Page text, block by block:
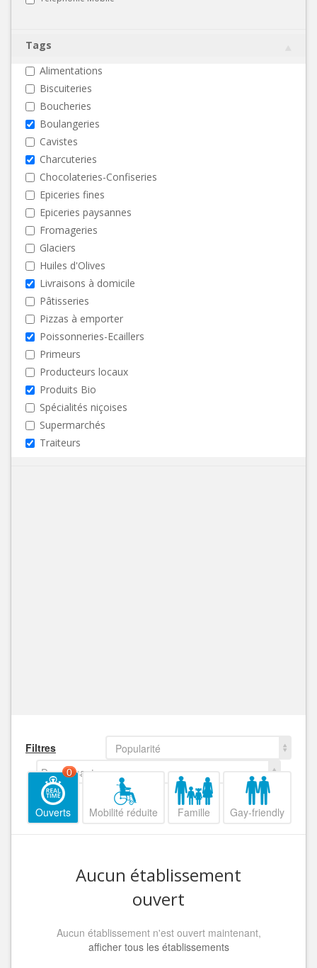
Tags
Alimentations
Biscuiteries
Boucheries
Boulangeries
Cavistes
Charcuteries
Chocolateries-Confiseries
Epiceries fines
Epiceries paysannes
Fromageries
Glaciers
Huiles d'Olives
Livraisons à domicile
Pâtisseries
Pizzas à emporter
Poissonneries-Ecaillers
Primeurs
Producteurs locaux
Produits Bio
Spécialités niçoises
Supermarchés
Traiteurs
Filtres
Popularité
Decroissant
Ouverts
0
Mobilité réduite Famille Gay-friendly
Aucun établissement
ouvert
Aucun établissement n'est ouvert maintenant,
afficher tous les établissements